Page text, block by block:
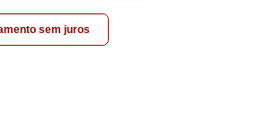
sem juros